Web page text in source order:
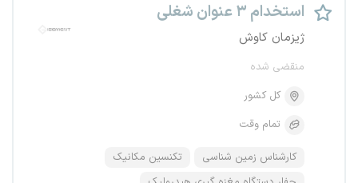
استخدام ۳ عنوان شغلی
ژیزمان کاوش
منقضی شده
کل کشور
تمام وقت
کارشناس زمین شناسی
تکنسین مکانیک